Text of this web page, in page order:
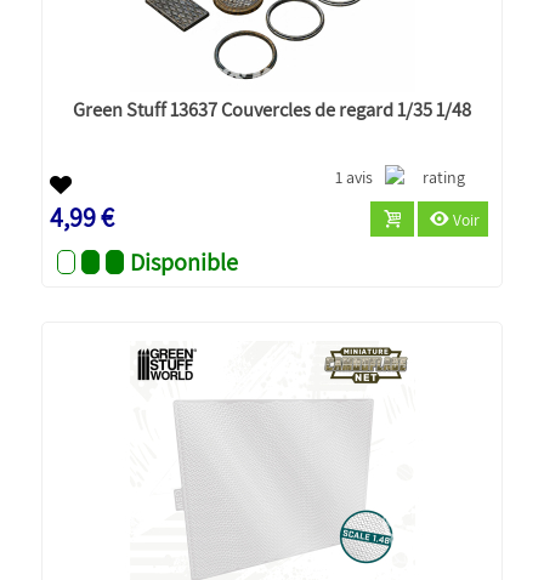
Green Stuff 13637 Couvercles de regard 1/35 1/48
1 avis
4,99 € Voir
Disponible